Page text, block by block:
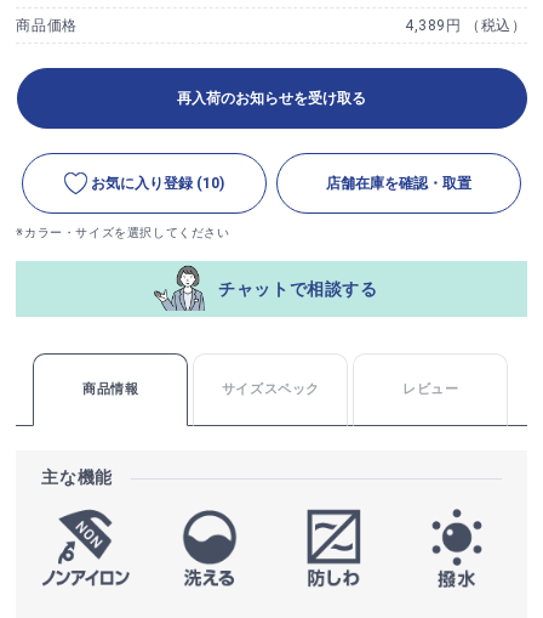
商品価格 4,389円 （税込）
再入荷のお知らせを受け取る
お気に入り登録 (10) 店舗在庫を確認・取置
※カラー・サイズを選択してください
チャットで相談する
商品情報 サイズスペック レビュー
主な機能